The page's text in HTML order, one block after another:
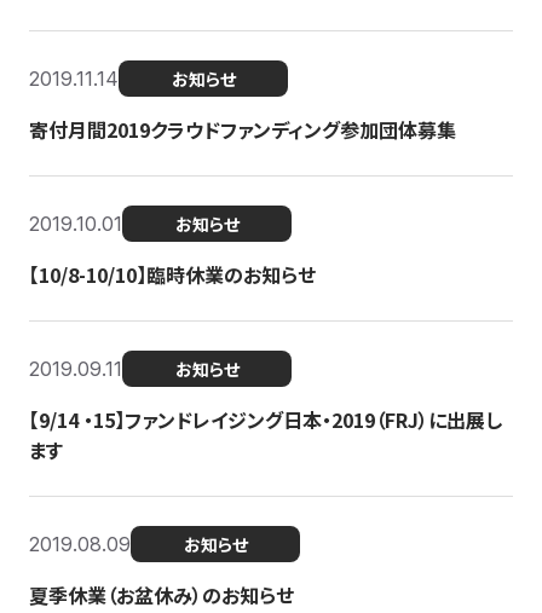
2019.11.14 お知らせ
寄付月間2019クラウドファンディング参加団体募集
2019.10.01 お知らせ
【10/8-10/10】臨時休業のお知らせ
2019.09.11 お知らせ
【9/14 ・15】ファンドレイジング日本・2019（FRJ）に出展し
ます
2019.08.09 お知らせ
夏季休業（お盆休み）のお知らせ